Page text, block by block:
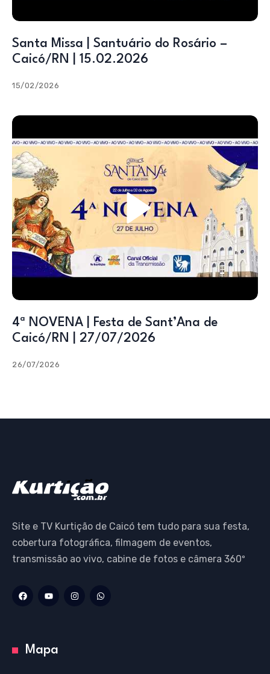
Santa Missa | Santuário do Rosário –
Caicó/RN | 15.02.2026
15/02/2026
4ª NOVENA | Festa de Sant’Ana de
Caicó/RN | 27/07/2026
26/07/2026
Site e TV Kurtição de Caicó tem tudo para sua festa,
cobertura fotográfica, filmagem de eventos,
transmissão ao vivo, cabine de fotos e câmera 360º
Mapa